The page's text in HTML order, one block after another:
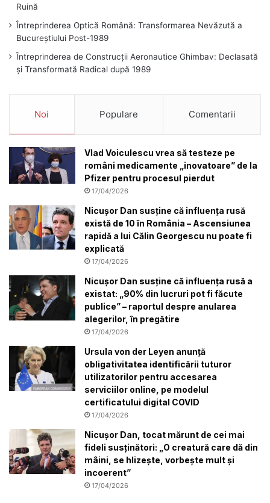
Ruină
Întreprinderea Optică Română: Transformarea Nevăzută a
Bucureștiului Post-1989
Întreprinderea de Construcții Aeronautice Ghimbav: Declasată
și Transformată Radical după 1989
Noi Populare Comentarii
Vlad Voiculescu vrea să testeze pe
români medicamente „inovatoare” de la
Pfizer pentru procesul pierdut
17/04/2026
Nicușor Dan susține că influența rusă
există de 10 în România – Ascensiunea
rapidă a lui Călin Georgescu nu poate fi
explicată
17/04/2026
Nicușor Dan susține că influența rusă a
existat: „90% din lucruri pot fi făcute
publice” – raportul despre anularea
alegerilor, în pregătire
17/04/2026
Ursula von der Leyen anunță
obligativitatea identificării tuturor
utilizatorilor pentru accesarea
serviciilor online, pe modelul
certificatului digital COVID
17/04/2026
Nicușor Dan, tocat mărunt de cei mai
fideli susținători: „O creatură care dă din
mâini, se hlizește, vorbește mult și
incoerent”
17/04/2026